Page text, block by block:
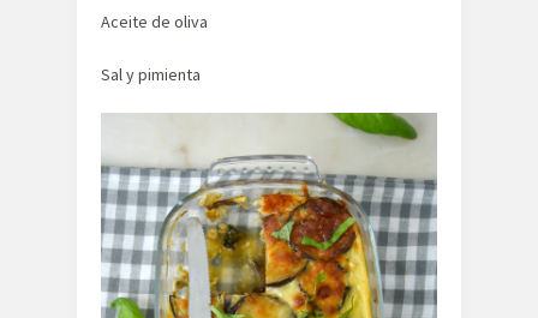
Aceite de oliva
Sal y pimienta